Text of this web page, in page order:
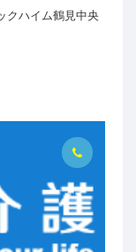
ハイム鶴見中央